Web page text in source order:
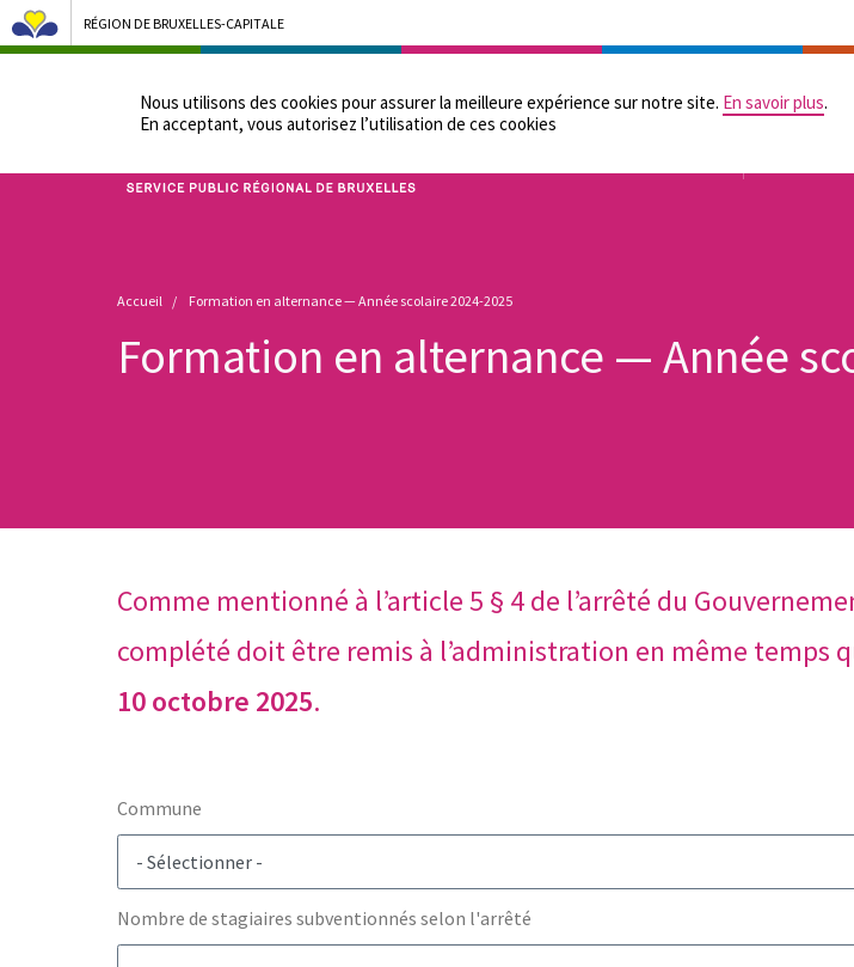
Nous utilisons des cookies pour assurer la meilleure expérience sur notre site. En savoir plus.
En acceptant, vous autorisez lʼutilisation de ces cookies
RÉGION DE BRUXELLES-CAPITALE
Bruxelles Pouvoirs Locaux - Aller à la page d'accueil
NOTRE ADMINISTRATION
Fil
d'Ariane
Accueil Formation en alternance — Année scolaire 2024-2025
Formation en alternance — Année
Comme mentionné à l’article 5 § 4 de l’arrêté du
complété doit être remis à l’administration en même temps
10 octobre 2025.
Commune
Nombre de stagiaires subventionnés selon l'arrêté